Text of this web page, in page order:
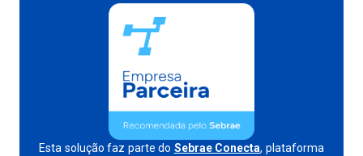
Esta solução faz parte do Sebrae Conecta, plataforma